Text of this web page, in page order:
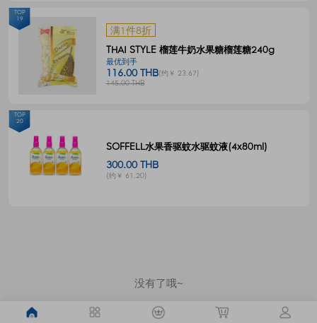
满1件8折
THAI STYLE 榴莲牛奶水果糖榴莲糖240g
最优到手
116.00 THB(约￥ 23.67)
145.00 THB
TOP
19
SOFFELL水果香驱蚊水驱蚊液(4x80ml)
300.00 THB
(约￥ 61.20)
TOP
20
没有了哦~